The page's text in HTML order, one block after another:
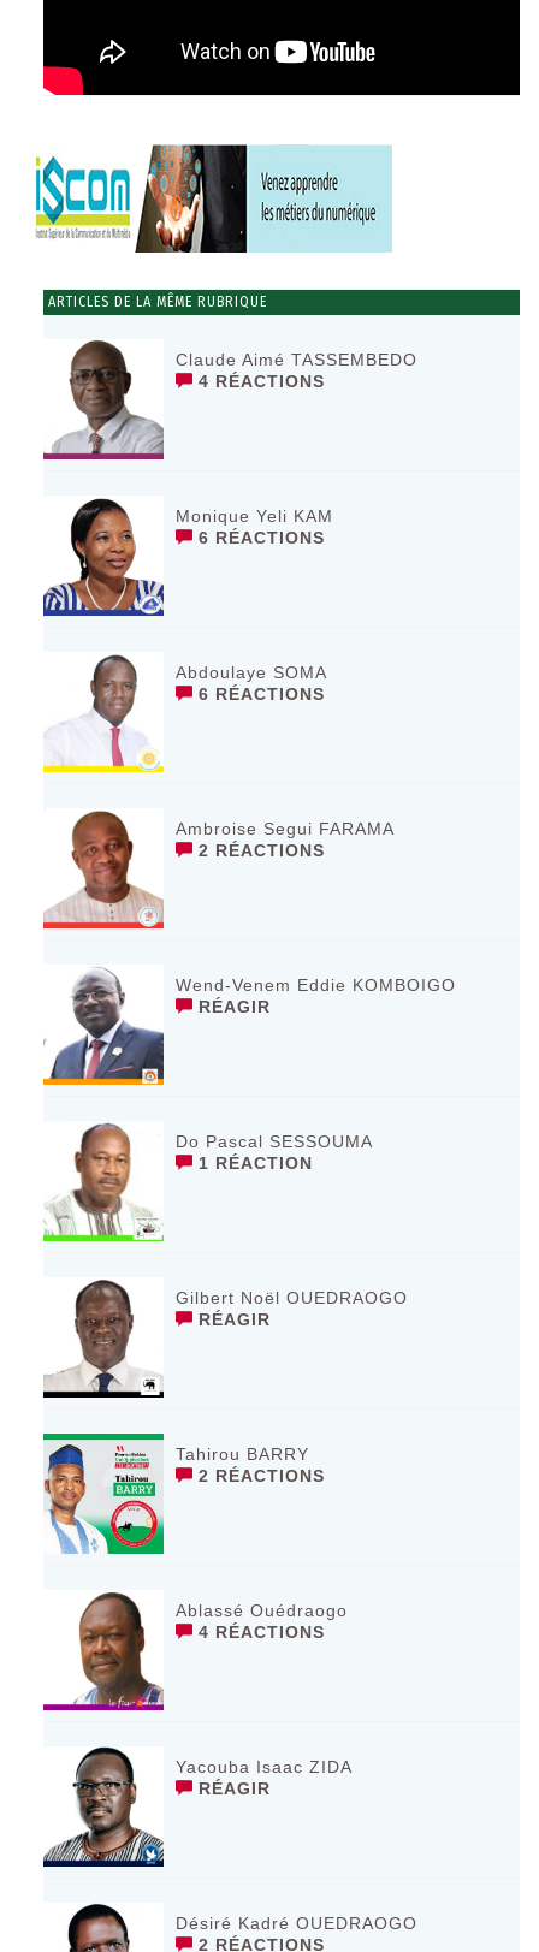
ARTICLES DE LA MÊME RUBRIQUE
Claude Aimé TASSEMBEDO
4 RÉACTIONS
Monique Yeli KAM
6 RÉACTIONS
Abdoulaye SOMA
6 RÉACTIONS
Ambroise Segui FARAMA
2 RÉACTIONS
Wend-Venem Eddie KOMBOIGO
RÉAGIR
Do Pascal SESSOUMA
1 RÉACTION
Gilbert Noël OUEDRAOGO
RÉAGIR
Tahirou BARRY
2 RÉACTIONS
Ablassé Ouédraogo
4 RÉACTIONS
Yacouba Isaac ZIDA
RÉAGIR
Désiré Kadré OUEDRAOGO
2 RÉACTIONS